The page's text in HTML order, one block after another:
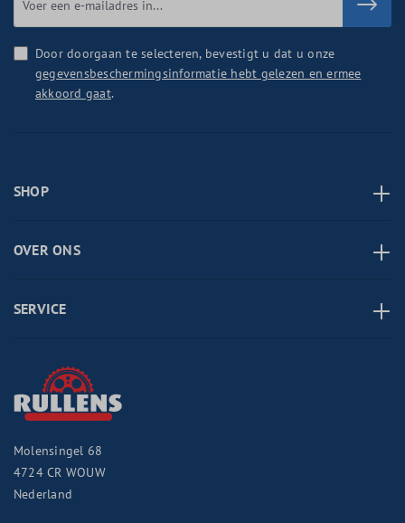
Door doorgaan te selecteren, bevestigt u dat u onze
gegevensbeschermingsinformatie hebt gelezen en ermee
akkoord gaat.
SHOP
OVER ONS
SERVICE
Molensingel 68
4724 CR WOUW
Nederland